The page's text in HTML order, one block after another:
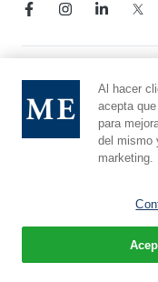
Aviso de prácticas de
Línea directa de
Denunciar maltrato
Preferencias de cookies
©
Al hacer
acepta
para
del mismo
marketing.